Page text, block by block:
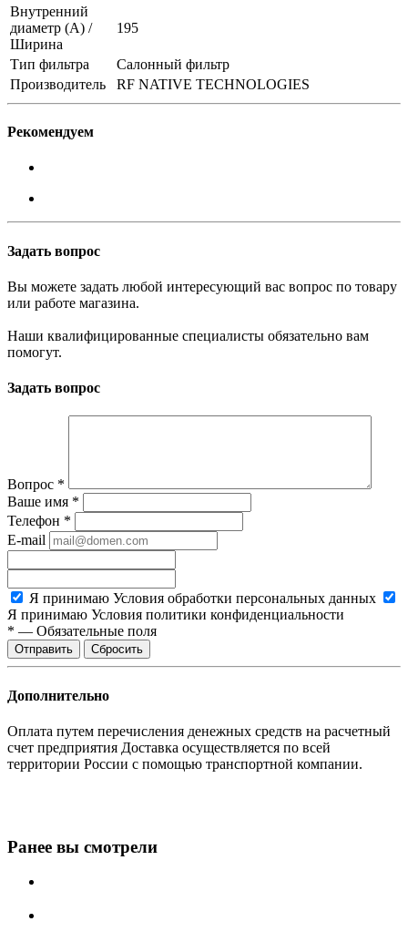
Внутренний
диаметр (А) /
Ширина
195
Тип фильтра
Салонный фильтр
Производитель
RF NATIVE TECHNOLOGIES
Рекомендуем
Задать вопрос
Вы можете задать любой интересующий вас вопрос по товару
или работе магазина.
Наши квалифицированные специалисты обязательно вам
помогут.
Задать вопрос
Вопрос *
Ваше имя *
Телефон *
E-mail
Я принимаю Условия обработки персональных данных
Я принимаю Условия политики конфиденциальности
* — Обязательные поля
Сбросить
Дополнительно
Оплата путем перечисления денежных средств на расчетный
счет предприятия Доставка осуществляется по всей
территории России с помощью транспортной компании.
Ранее вы смотрели